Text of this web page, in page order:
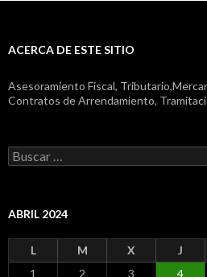
ACERCA DE ESTE SITIO
Asesoramiento Fiscal,
Contratos de Arrendamiento,
Buscar:
ABRIL 2024
L M X J
1
2 3 4